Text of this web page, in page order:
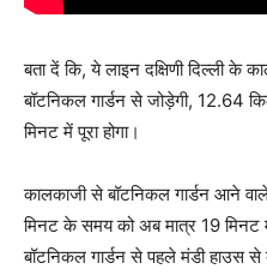
बता दें कि, ये लाइन दक्षिणी दिल्ली के
बॉटनिकल गार्डन से जोड़ेगी, 12.64
मिनट में पूरा होगा।
कालकाजी से बॉटनिकल गार्डन आने
मिनट के समय को अब मात्र 19 मिनट
बॉटनिकल गार्डन से पहले मंडी हाउस